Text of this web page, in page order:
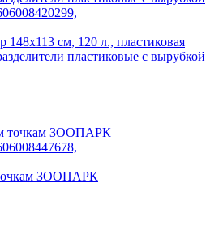
148х113 см, 120 л., пластиковая
пластиковые с вырубкой
ЗООПАРК